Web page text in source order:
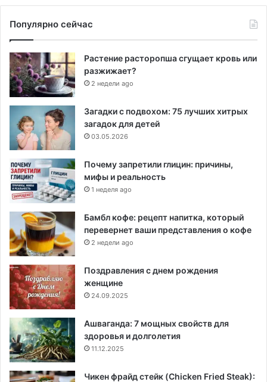
Популярно сейчас
Растение расторопша сгущает кровь или
разжижает?
2 недели ago
Загадки с подвохом: 75 лучших хитрых
загадок для детей
03.05.2026
Почему запретили глицин: причины,
мифы и реальность
1 неделя ago
Бамбл кофе: рецепт напитка, который
перевернет ваши представления о кофе
2 недели ago
Поздравления с днем рождения
женщине
24.09.2025
Ашваганда: 7 мощных свойств для
здоровья и долголетия
11.12.2025
Чикен фрайд стейк (Chicken Fried Steak):